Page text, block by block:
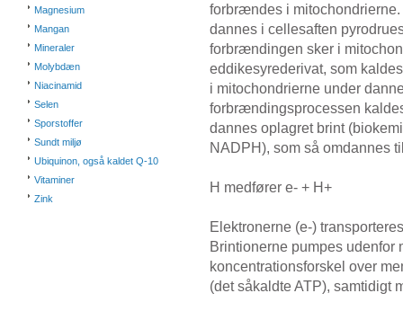
Magnesium
Mangan
Mineraler
Molybdæn
Niacinamid
Selen
Sporstoffer
Sundt miljø
Ubiquinon, også kaldet Q-10
Vitaminer
Zink
forbrændes i
dannes i cellesaften
forbrændingen sker i
eddikesyrederivat, som
i mitochondrierne under
forbrændingsprocessen
dannes oplagret brint
NADPH), som så omdannes
H medfører e- + H+
Elektronerne (e-)
Brintionerne pumpes udenfor
koncentrationsforskel over
(det såkaldte ATP), samtidigt